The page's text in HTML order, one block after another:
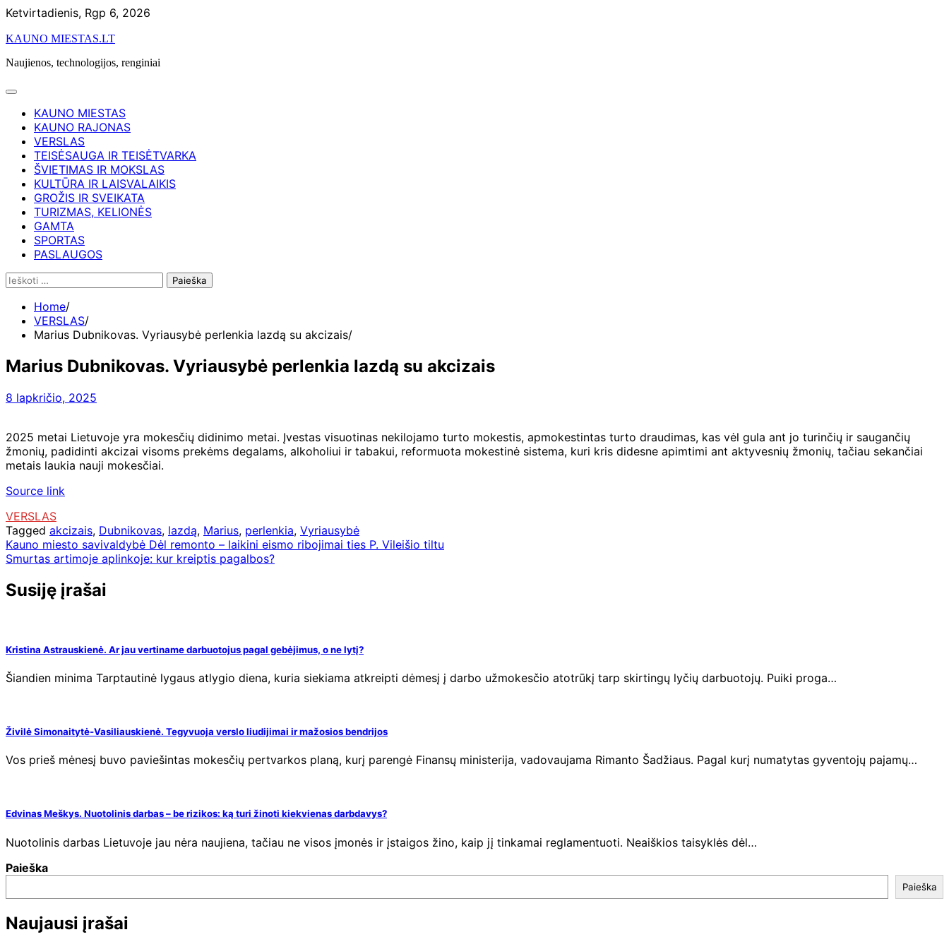
Skip
content
Ketvirtadienis, Rgp 6, 2026
KAUNO MIESTAS.LT
Naujienos, technologijos, renginiai
KAUNO MIESTAS
KAUNO RAJONAS
VERSLAS
TEISĖSAUGA IR TEISĖTVARKA
ŠVIETIMAS IR MOKSLAS
KULTŪRA IR LAISVALAIKIS
GROŽIS IR SVEIKATA
TURIZMAS, KELIONĖS
GAMTA
SPORTAS
PASLAUGOS
Ieškoti:
Home
VERSLAS
Marius Dubnikovas. Vyriausybė perlenkia lazdą su akcizais
Marius Dubnikovas. Vyriausybė perlenkia lazdą su akcizais
8 lapkričio, 2025
2025 metai Lietuvoje yra mokesčių didinimo metai. Įvestas visuotinas nekilojamo turto mokestis, apmokestintas turto draudimas, kas vėl gula ant jo turinčių ir saugančių
žmonių, padidinti akcizai visoms prekėms degalams, alkoholiui ir tabakui, reformuota mokestinė sistema, kuri kris didesne apimtimi ant aktyvesnių žmonių, tačiau sekančiai
metais laukia nauji mokesčiai.
Source link
VERSLAS
Tagged akcizais, Dubnikovas, lazdą, Marius, perlenkia, Vyriausybė
Navigacija
tarp
įrašų
Kauno miesto savivaldybė Dėl remonto – laikini eismo ribojimai ties P. Vileišio tiltu
Smurtas artimoje aplinkoje: kur kreiptis pagalbos?
Susiję įrašai
Kristina Astrauskienė. Ar jau vertiname darbuotojus pagal gebėjimus, o ne lytį?
Šiandien minima Tarptautinė lygaus atlygio diena, kuria siekiama atkreipti dėmesį į darbo užmokesčio atotrūkį tarp skirtingų lyčių darbuotojų. Puiki proga…
Živilė Simonaitytė-Vasiliauskienė. Tegyvuoja verslo liudijimai ir mažosios bendrijos
Vos prieš mėnesį buvo paviešintas mokesčių pertvarkos planą, kurį parengė Finansų ministerija, vadovaujama Rimanto Šadžiaus. Pagal kurį numatytas gyventojų pajamų…
Edvinas Meškys. Nuotolinis darbas – be rizikos: ką turi žinoti kiekvienas darbdavys?
Nuotolinis darbas Lietuvoje jau nėra naujiena, tačiau ne visos įmonės ir įstaigos žino, kaip jį tinkamai reglamentuoti. Neaiškios taisyklės dėl…
Paieška
Paieška
Naujausi įrašai